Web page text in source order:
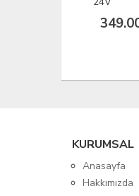
KURUMSAL
Anasayfa
Hakkımızda